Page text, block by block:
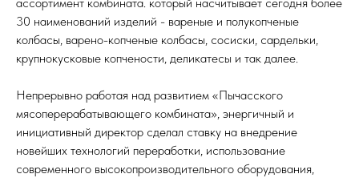
30 наименований изделий - вареные и полукопченые
колбасы, варено-копченые колбасы, сосиски, сардельки,
крупнокусковые копчености, деликатесы и так далее.
Непрерывно работая над развитием «Пычасского
мясоперерабатывающего комбината», энергичный и
инициативный директор сделал ставку на внедрение
новейших технологий переработки, использование
современного высокопроизводительного оборудования,